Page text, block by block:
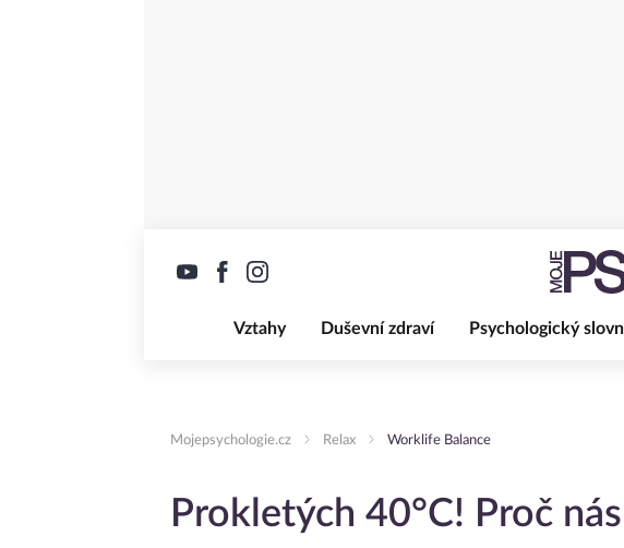
Vztahy Duševní zdraví Psychologický
Mojepsychologie.cz Relax Worklife Balance
Prokletých 40°C! Proč